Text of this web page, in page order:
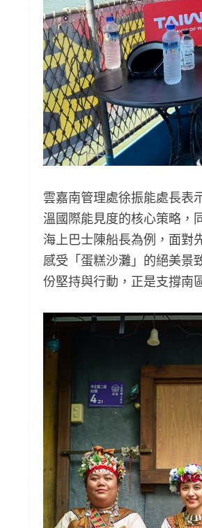
雲嘉南管理處徐振能處長表
溫國際能見度的核心策略，
海上巴士陳船長為例，面對
感受「蛋糕沙灘」的絕美景
份堅持與行動，正是支撐南